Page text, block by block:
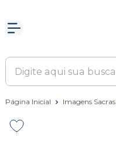
Página Inicial Imagens Sacras